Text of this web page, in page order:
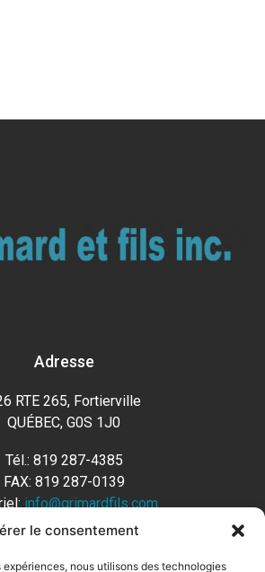
le consentement
expériences, nous utilisons des technologies
Adresse
RTE 265, Fortierville
QUÉBEC, G0S 1J0
Tél.: 819 287-4385
FAX: 819 287-0139
info@grimardfils.com
Horaire